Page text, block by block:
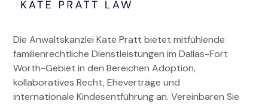
Die Anwaltskanzlei Kate Pratt bietet mitfühlende
familienrechtliche Dienstleistungen im Dallas-Fort
Worth-Gebiet in den Bereichen Adoption,
kollaboratives Recht, Eheverträge und
internationale Kindesentführung an. Vereinbaren Sie